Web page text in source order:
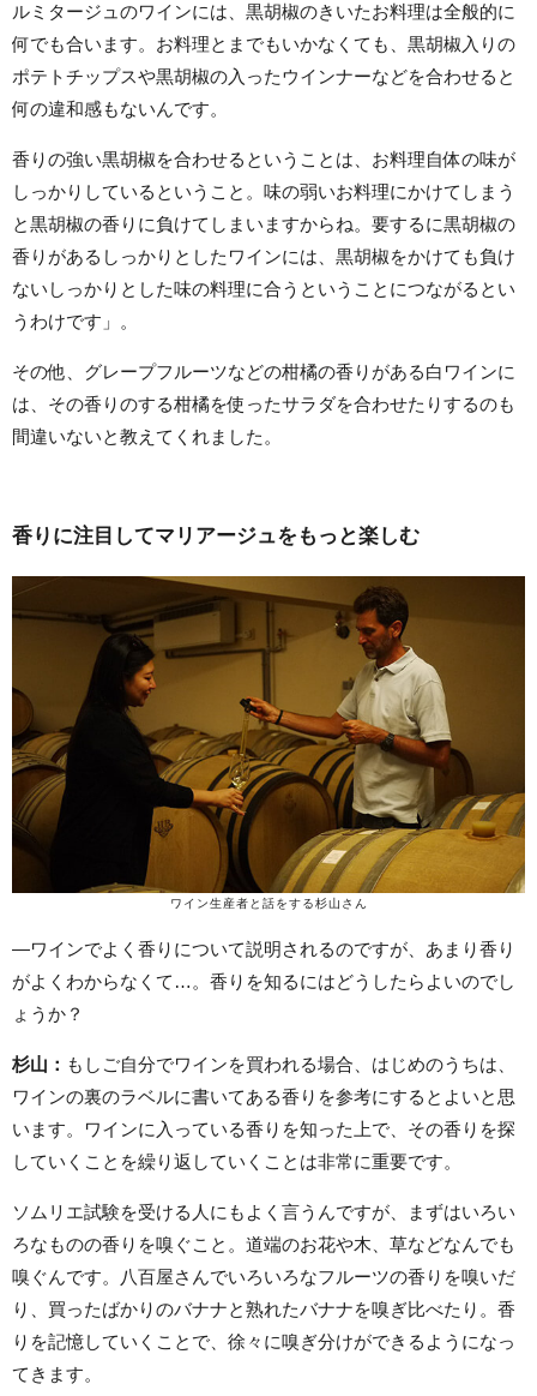
ルミタージュのワインには、黒胡椒のきいたお料理は全般的に
何でも合います。お料理とまでもいかなくても、黒胡椒入りの
ポテトチップスや黒胡椒の入ったウインナーなどを合わせると
何の違和感もないんです。
香りの強い黒胡椒を合わせるということは、お料理自体の味が
しっかりしているということ。味の弱いお料理にかけてしまう
と黒胡椒の香りに負けてしまいますからね。要するに黒胡椒の
香りがあるしっかりとしたワインには、黒胡椒をかけても負け
ないしっかりとした味の料理に合うということにつながるとい
うわけです」。
その他、グレープフルーツなどの柑橘の香りがある白ワインに
は、その香りのする柑橘を使ったサラダを合わせたりするのも
間違いないと教えてくれました。
香りに注目してマリアージュをもっと楽しむ
ワイン生産者と話をする杉山さん
—ワインでよく香りについて説明されるのですが、あまり香り
がよくわからなくて…。香りを知るにはどうしたらよいのでし
ょうか？
杉山： もしご自分でワインを買われる場合、はじめのうちは、
ワインの裏のラベルに書いてある香りを参考にするとよいと思
います。ワインに入っている香りを知った上で、その香りを探
していくことを繰り返していくことは非常に重要です。
ソムリエ試験を受ける人にもよく言うんですが、まずはいろい
ろなものの香りを嗅ぐこと。道端のお花や木、草などなんでも
嗅ぐんです。八百屋さんでいろいろなフルーツの香りを嗅いだ
り、買ったばかりのバナナと熟れたバナナを嗅ぎ比べたり。香
りを記憶していくことで、徐々に嗅ぎ分けができるようになっ
てきます。